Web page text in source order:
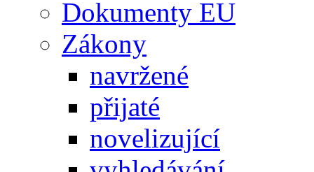
Dokumenty EU
Zákony
navržené
přijaté
novelizující